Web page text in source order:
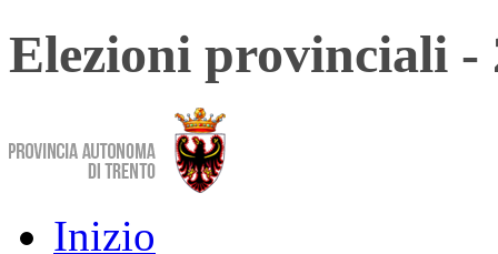
Elezioni provinciali -
Inizio